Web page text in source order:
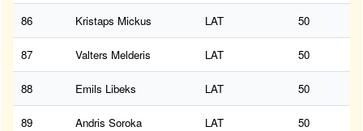
86 Kristaps Mickus LAT 50
87 Valters Melderis LAT 50
88 Emils Libeks LAT 50
89 Andris Soroka LAT 50